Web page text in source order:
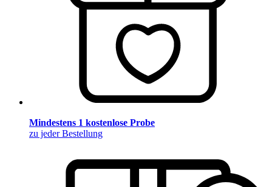
Mindestens 1 kostenlose Probe
zu jeder Bestellung